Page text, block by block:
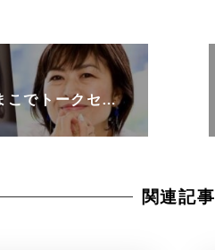
こでトークセ…
関連記事